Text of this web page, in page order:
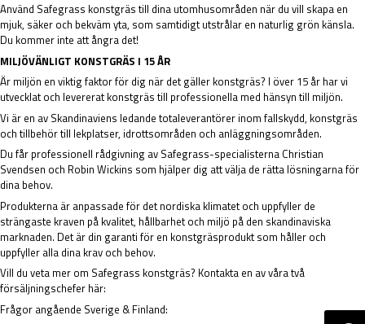
Använd Safegrass konstgräs till dina utomhusområden när du vill skapa en
mjuk, säker och bekväm yta, som samtidigt utstrålar en naturlig grön känsla.
Du kommer inte att ångra det!
MILJÖVÄNLIGT KONSTGRÄS I 15 ÅR
Är miljön en viktig faktor för dig när det gäller konstgräs? I över 15 år har vi
utvecklat och levererat konstgräs till professionella med hänsyn till miljön.
Vi är en av Skandinaviens ledande totaleverantörer inom fallskydd, konstgräs
och tillbehör till lekplatser, idrottsområden och anläggningsområden.
Du får professionell rådgivning av Safegrass-specialisterna Christian
Svendsen och Robin Wickins som hjälper dig att välja de rätta lösningarna för
dina behov.
Produkterna är anpassade för det nordiska klimatet och uppfyller de
strängaste kraven på kvalitet, hållbarhet och miljö på den skandinaviska
marknaden. Det är din garanti för en konstgräsprodukt som håller och
uppfyller alla dina krav och behov.
Vill du veta mer om Safegrass konstgräs? Kontakta en av våra två
försäljningschefer här:
Frågor angående Sverige & Finland: